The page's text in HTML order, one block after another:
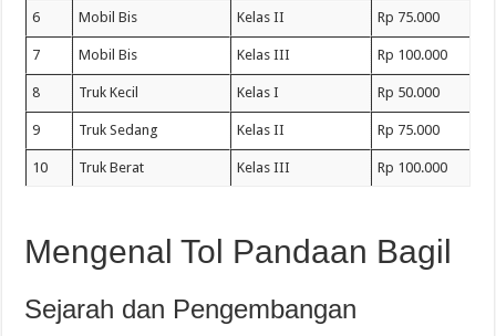
6 Mobil Bis Kelas II Rp 75.000
7 Mobil Bis Kelas III Rp 100.000
8 Truk Kecil Kelas I Rp 50.000
9 Truk Sedang Kelas II Rp 75.000
10 Truk Berat Kelas III Rp 100.000
Mengenal Tol Pandaan Bagil
Sejarah dan Pengembangan